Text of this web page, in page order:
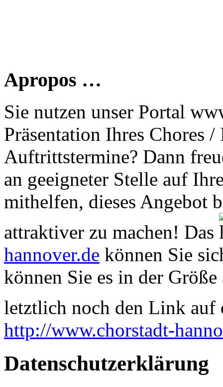
Apropos …
Sie nutzen unser Portal
Präsentation Ihres Chores
Auftrittstermine? Dann
an geeigneter Stelle auf
mithelfen, dieses Angebot
attraktiver zu machen! Das
hannover.de können Sie
können Sie es in der
letztlich noch den Link auf
http://www.chorstadt-
Datenschutzerklärung